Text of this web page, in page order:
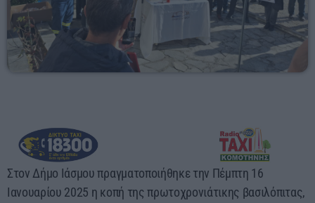
Στον Δήμο Ιάσμου πραγματοποιήθηκε την Πέμπτη 16
Ιανουαρίου 2025 η κοπή της πρωτοχρονιάτικης βασιλόπιτας,